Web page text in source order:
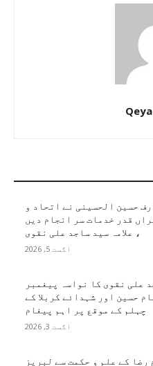
حسین الحسینی نے اتحاد و
قدر خدمات سر انجام دیں
، علامہ سید ساجد علی نقوی
اگست 5, 2026
علی نقوی کا نواسہ پیغمبر
حسین اور شہدائے کربلا کے
چہلم کے موقع پر اہم پیغام
اگست 3, 2026
رضا کے علم و حکمت سے لبریز